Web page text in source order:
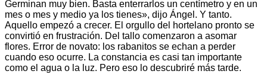
Germinan muy bien. Basta enterrarlos un centímetro y en un
mes o mes y medio ya los tienes», dijo Ángel. Y tanto.
Aquello empezó a crecer. El orgullo del hortelano pronto se
convirtió en frustración. Del tallo comenzaron a asomar
flores. Error de novato: los rabanitos se echan a perder
cuando eso ocurre. La constancia es casi tan importante
como el agua o la luz. Pero eso lo descubriré más tarde.